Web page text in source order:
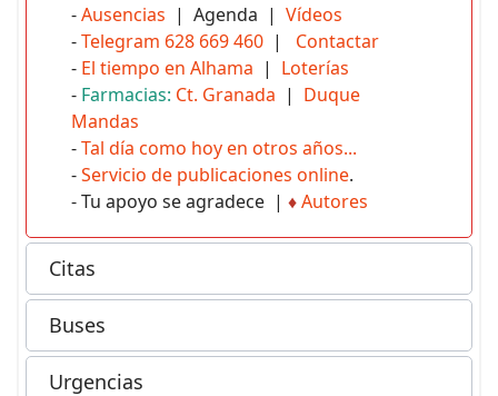
-Ausencias | Agenda | Vídeos
-Telegram 628 669 460 | Contactar
- El tiempo en Alhama | Loterías
- Farmacias: Ct. Granada | Duque
Mandas
-Tal día como hoy en otros años...
-Servicio de publicaciones online.
- Tu apoyo se agradece | ♦Autores
Citas
Buses
Urgencias